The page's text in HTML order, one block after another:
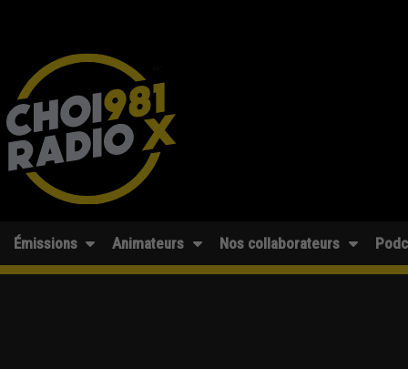
Émissions Animateurs Nos collaborateurs